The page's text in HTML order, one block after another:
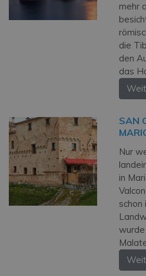
mehr
die
den
das
SAN
Nur
in
schon
wurde